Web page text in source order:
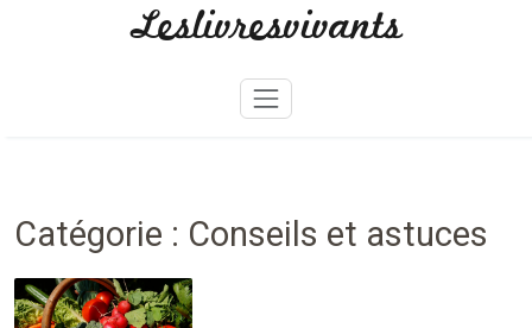
Leslivresvivants
Catégorie : Conseils et astuces